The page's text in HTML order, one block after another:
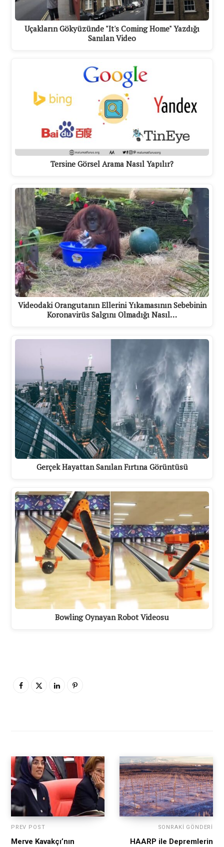
Uçakların Gökyüzünde "It's Coming Home" Yazdığı
Sanılan Video
Tersine Görsel Arama Nasıl Yapılır?
Videodaki Orangutanın Ellerini Yıkamasının Sebebinin
Koronavirüs Salgını Olmadığı Nasıl…
Gerçek Hayattan Sanılan Fırtına Görüntüsü
Bowling Oynayan Robot Videosu
PREV POST
Merve Kavakçı’nın
SONRAKI GÖNDERI
HAARP ile Depremlerin